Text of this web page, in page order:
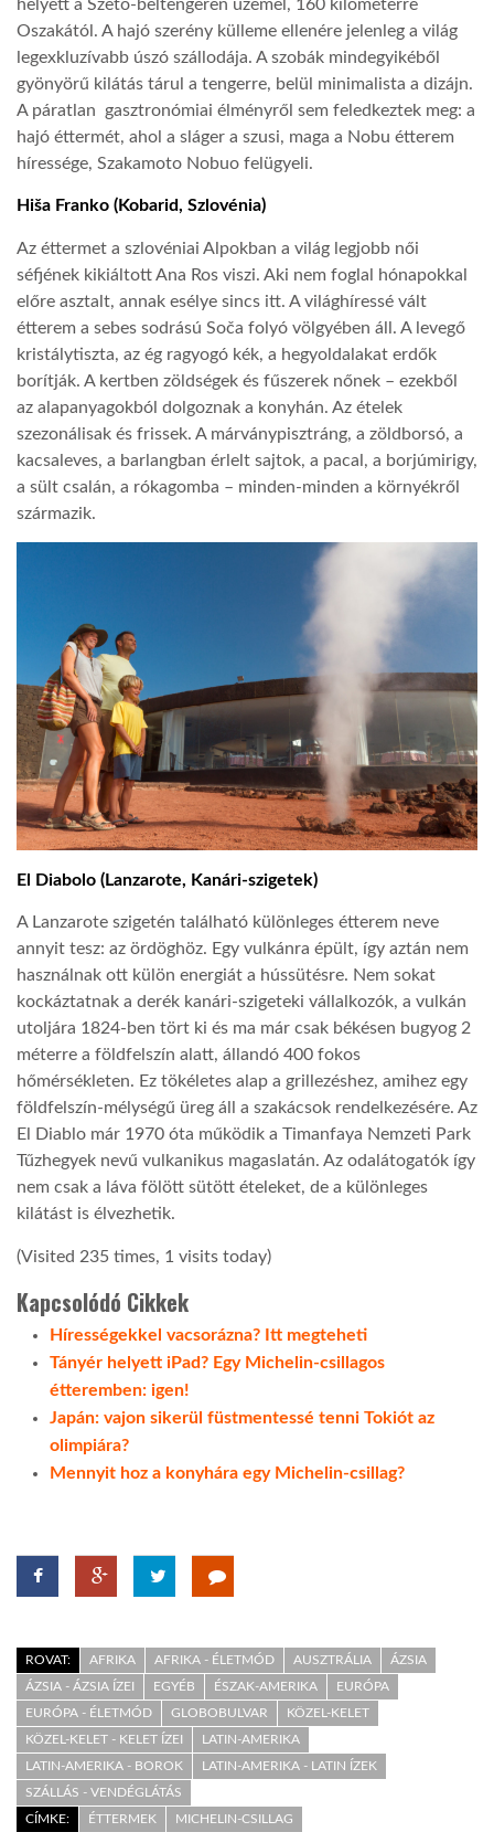
helyett a Szeto-beltengeren üzemel, 160 kilométerre
Oszakától. A hajó szerény külleme ellenére jelenleg a világ
legexkluzívabb úszó szállodája. A szobák mindegyikéből
gyönyörű kilátás tárul a tengerre, belül minimalista a dizájn.
A páratlan gasztronómiai élményről sem feledkeztek meg: a
hajó éttermét, ahol a sláger a szusi, maga a Nobu étterem
híressége, Szakamoto Nobuo felügyeli.
Hiša Franko (Kobarid, Szlovénia)
Az éttermet a szlovéniai Alpokban a világ legjobb női
séfjének kikiáltott Ana Ros viszi. Aki nem foglal hónapokkal
előre asztalt, annak esélye sincs itt. A világhíressé vált
étterem a sebes sodrású Soča folyó völgyében áll. A levegő
kristálytiszta, az ég ragyogó kék, a hegyoldalakat erdők
borítják. A kertben zöldségek és fűszerek nőnek – ezekből
az alapanyagokból dolgoznak a konyhán. Az ételek
szezonálisak és frissek. A márványpisztráng, a zöldborsó, a
kacsaleves, a barlangban érlelt sajtok, a pacal, a borjúmirigy,
a sült csalán, a rókagomba – minden-minden a környékről
származik.
El Diabolo (Lanzarote, Kanári-szigetek)
A Lanzarote szigetén található különleges étterem neve
annyit tesz: az ördöghöz. Egy vulkánra épült, így aztán nem
használnak ott külön energiát a hússütésre. Nem sokat
kockáztatnak a derék kanári-szigeteki vállalkozók, a vulkán
utoljára 1824-ben tört ki és ma már csak békésen bugyog 2
méterre a földfelszín alatt, állandó 400 fokos
hőmérsékleten. Ez tökéletes alap a grillezéshez, amihez egy
földfelszín-mélységű üreg áll a szakácsok rendelkezésére. Az
El Diablo már 1970 óta működik a Timanfaya Nemzeti Park
Tűzhegyek nevű vulkanikus magaslatán. Az odalátogatók így
nem csak a láva fölött sütött ételeket, de a különleges
kilátást is élvezhetik.
(Visited 235 times, 1 visits today)
Kapcsolódó Cikkek
Hírességekkel vacsorázna? Itt megteheti
Tányér helyett iPad? Egy Michelin-csillagos
étteremben: igen!
Japán: vajon sikerül füstmentessé tenni Tokiót az
olimpiára?
Mennyit hoz a konyhára egy Michelin-csillag?
ROVAT: AFRIKA AFRIKA - ÉLETMÓD AUSZTRÁLIA
ÁZSIA
ÁZSIA - ÁZSIA ÍZEI
EGYÉB ÉSZAK-AMERIKA
EURÓPA
EURÓPA - ÉLETMÓD
GLOBOBULVAR
KÖZEL-KELET
KÖZEL-KELET - KELET ÍZEI
LATIN-AMERIKA
LATIN-AMERIKA - BOROK
LATIN-AMERIKA - LATIN ÍZEK
SZÁLLÁS - VENDÉGLÁTÁS
CÍMKE:
ÉTTERMEK MICHELIN-CSILLAG